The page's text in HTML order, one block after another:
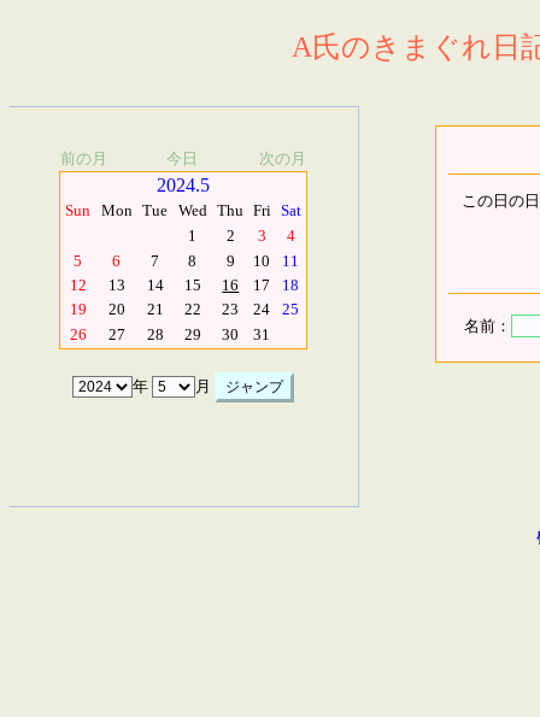
A氏のきまぐれ日
前の月 今日 次の月
2024.5
Sun Mon Tue Wed Thu Fri Sat
1
2 3
4
5
6 7 8 9 10
11
12
13 14 15 16 17
18
19
20 21 22 23 24
25
26
27 28 29 30 31
年 月
この日の
名前：